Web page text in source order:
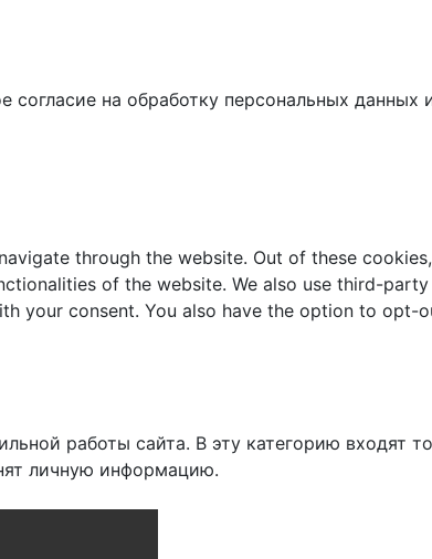
согласие на обработку персональных данных
through the website. Out of these
of the website. We also use third-
your consent. You also have the option to
работы сайта. В эту категорию входят
личную информацию.